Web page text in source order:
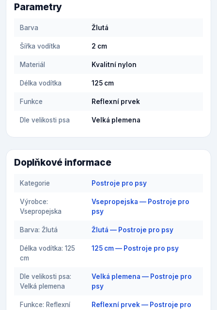
Parametry
Barva Žlutá
Šířka vodítka 2 cm
Materiál Kvalitní nylon
Délka vodítka 125 cm
Funkce Reflexní prvek
Dle velikosti psa Velká plemena
Doplňkové informace
Kategorie Postroje pro psy
Výrobce:
Vsepropejska
Vsepropejska — Postroje pro
psy
Barva: Žlutá Žlutá — Postroje pro psy
Délka vodítka: 125
cm
125 cm — Postroje pro psy
Dle velikosti psa:
Velká plemena
Velká plemena — Postroje pro
psy
Funkce: Reflexní
Reflexní prvek — Postroje pro